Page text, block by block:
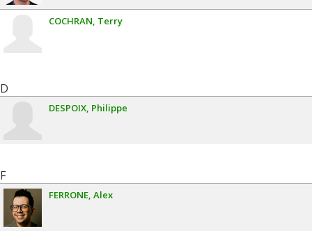
COCHRAN Terry
D
DESPOIX Philippe
F
FERRONE Alex